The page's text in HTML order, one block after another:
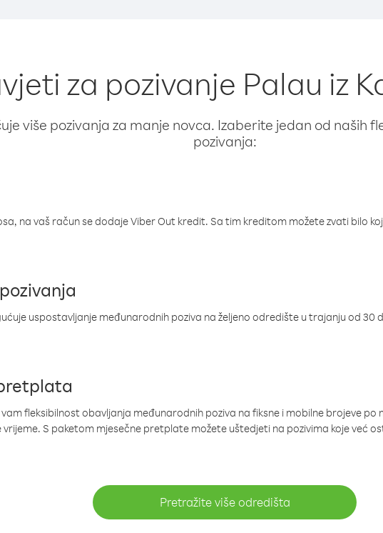
za pozivanje Palau iz
više pozivanja za manje novca. Izaberite jedan od naših
pozivanja:
na vaš račun se dodaje Viber Out kredit. Sa tim kreditom možete zvati bilo
uspostavljanje međunarodnih poziva na željeno odredište u trajanju od 30
fleksibilnost obavljanja međunarodnih poziva na fiksne i mobilne brojeve po
S paketom mjesečne pretplate možete uštedjeti na pozivima koje već
Pretražite više odredišta